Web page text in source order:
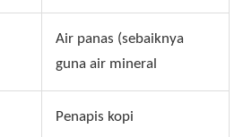
Air panas (sebaiknya
guna air mineral
Penapis kopi